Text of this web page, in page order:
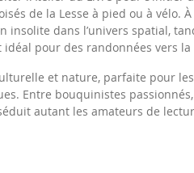
de la Lesse à pied ou à vélo. À
insolite dans l’univers spatial,
pour des randonnées vers
et nature, parfaite pour
Entre bouquinistes
autant les amateurs de